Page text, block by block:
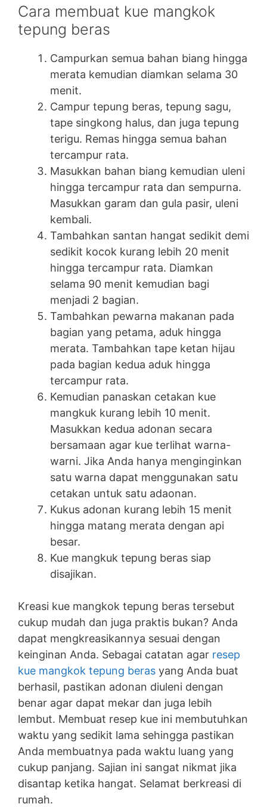
Cara membuat kue mangkok
tepung beras
Campurkan semua bahan biang hingga
merata kemudian diamkan selama 30
menit.
Campur tepung beras, tepung sagu,
tape singkong halus, dan juga tepung
terigu. Remas hingga semua bahan
tercampur rata.
Masukkan bahan biang kemudian uleni
hingga tercampur rata dan sempurna.
Masukkan garam dan gula pasir, uleni
kembali.
Tambahkan santan hangat sedikit demi
sedikit kocok kurang lebih 20 menit
hingga tercampur rata. Diamkan
selama 90 menit kemudian bagi
menjadi 2 bagian.
Tambahkan pewarna makanan pada
bagian yang petama, aduk hingga
merata. Tambahkan tape ketan hijau
pada bagian kedua aduk hingga
tercampur rata.
Kemudian panaskan cetakan kue
mangkuk kurang lebih 10 menit.
Masukkan kedua adonan secara
bersamaan agar kue terlihat warna-
warni. Jika Anda hanya menginginkan
satu warna dapat menggunakan satu
cetakan untuk satu adaonan.
Kukus adonan kurang lebih 15 menit
hingga matang merata dengan api
besar.
Kue mangkuk tepung beras siap
disajikan.
Kreasi kue mangkok tepung beras tersebut
cukup mudah dan juga praktis bukan? Anda
dapat mengkreasikannya sesuai dengan
keinginan Anda. Sebagai catatan agar resep
kue mangkok tepung beras yang Anda buat
berhasil, pastikan adonan diuleni dengan
benar agar dapat mekar dan juga lebih
lembut. Membuat resep kue ini membutuhkan
waktu yang sedikit lama sehingga pastikan
Anda membuatnya pada waktu luang yang
cukup panjang. Sajian ini sangat nikmat jika
disantap ketika hangat. Selamat berkreasi di
rumah.